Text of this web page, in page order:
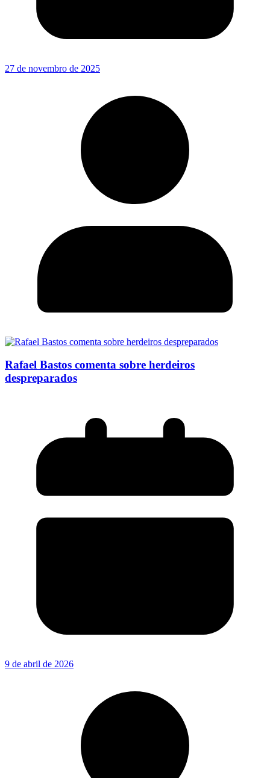
27 de novembro de 2025
Rafael Bastos comenta sobre herdeiros
despreparados
9 de abril de 2026